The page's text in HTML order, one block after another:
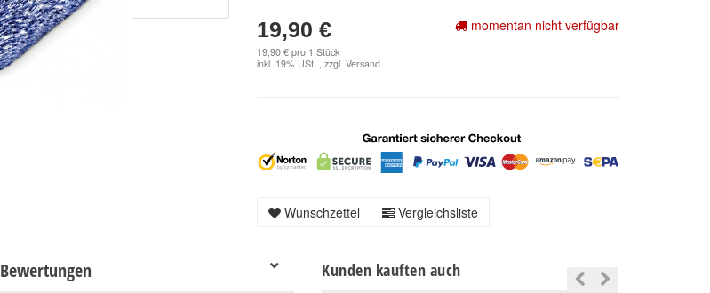
19,90 €
19,90 € pro 1 Stück
inkl. 19% USt. , zzgl.Versand
momentan nicht verfügbar
Wunschzettel Vergleichsliste
Bewertungen Kunden kauften auch